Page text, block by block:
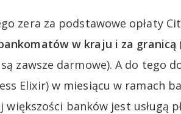
zera za podstawowe opłaty
w kraju i za granicą
zawsze darmowe). A do tego
Elixir) w miesiącu w ramach
banków jest usługą